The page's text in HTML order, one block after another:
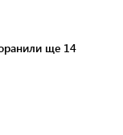
ще 14